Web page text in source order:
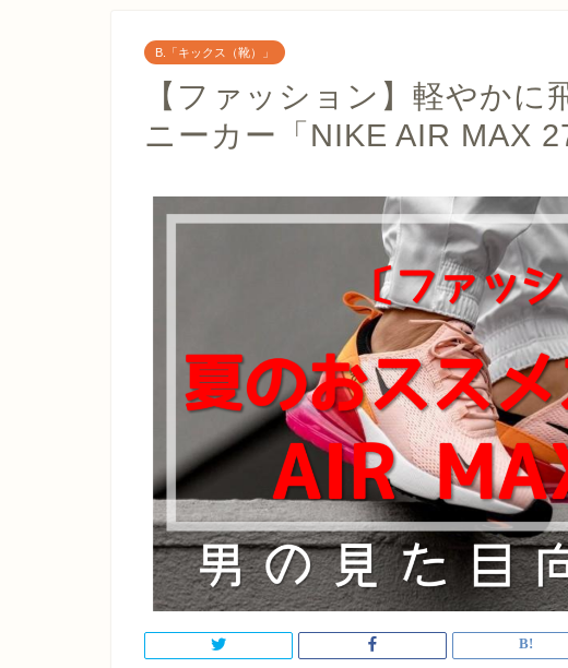
B.「キックス（靴）」
【ファッション】軽やかに
ニーカー「NIKE AIR MAX